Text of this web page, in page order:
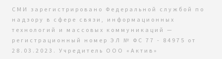
СМИ зарегистрировано Федеральной службой по
надзору в сфере связи, информационных
технологий и массовых коммуникаций —
регистрационный номер ЭЛ № ФС 77 - 84975 от
28.03.2023. Учредитель ООО «Актив»